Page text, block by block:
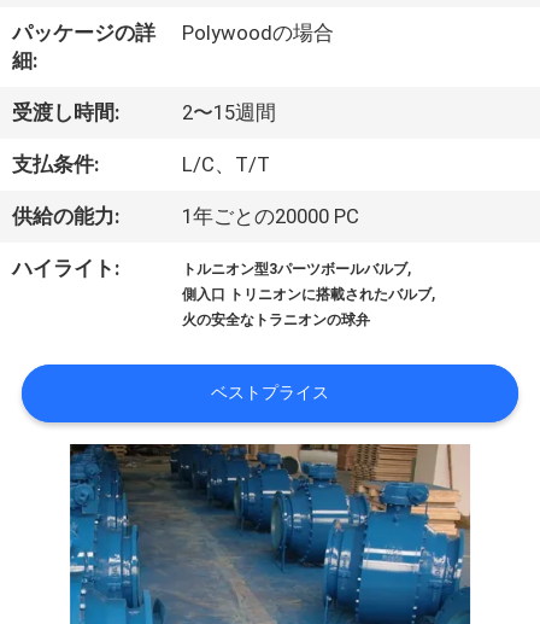
た
ち
に
つ
工
場
パッケージの詳
細:
Polywoodの場合
受渡し時間: 2〜15週間
支払条件: L/C、T/T
供給の能力: 1年ごとの20000 PC
ハイライト: トルニオン型3パーツボールバルブ,
側入口 トリニオンに搭載されたバルブ,
火の安全なトラニオンの球弁
ベストプライス